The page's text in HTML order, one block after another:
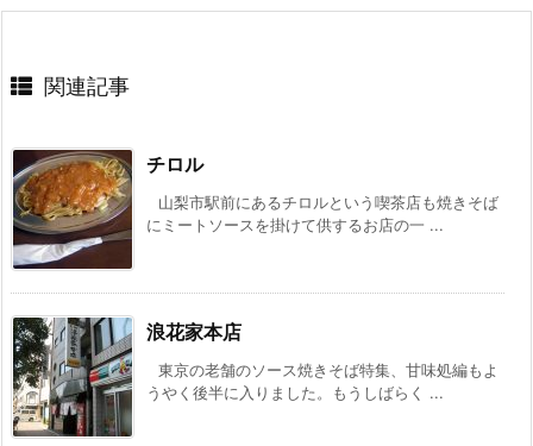
関連記事
チロル
山梨市駅前にあるチロルという喫茶店も焼きそば
にミートソースを掛けて供するお店の一 ...
浪花家本店
東京の老舗のソース焼きそば特集、甘味処編もよ
うやく後半に入りました。もうしばらく ...